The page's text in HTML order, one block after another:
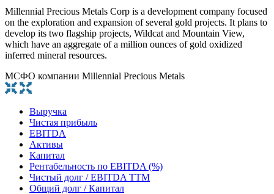
Millennial Precious Metals Corp is a development company focused
on the exploration and expansion of several gold projects. It plans to
develop its two flagship projects, Wildcat and Mountain View,
which have an aggregate of a million ounces of gold oxidized
inferred mineral resources.
МСФО компании Millennial Precious Metals
Выручка
Чистая прибыль
EBITDA
Активы
Капитал
Рентабельность по EBITDA (%)
Чистый долг / EBITDA TTM
Общий долг / Капитал